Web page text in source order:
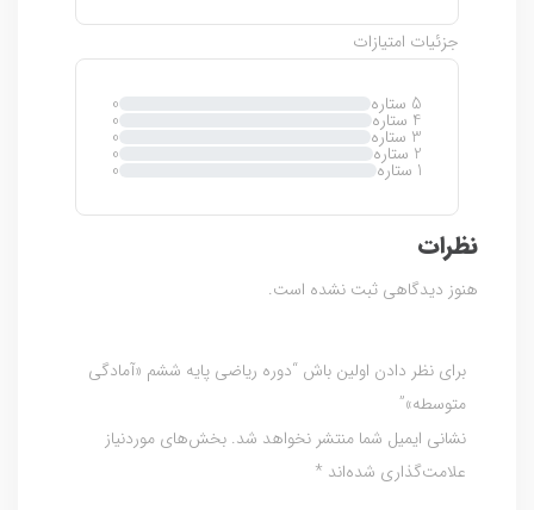
ن
ا
جزئیات امتیازات
5 ستاره 0
4 ستاره 0
3 ستاره 0
2 ستاره 0
1 ستاره 0
نظرات
هنوز دیدگاهی ثبت نشده است.
برای نظر دادن اولین باش “دوره ریاضی پایه ششم «آمادگی
متوسطه»”
نشانی ایمیل شما منتشر نخواهد شد. بخش‌های موردنیاز
علامت‌گذاری شده‌اند *